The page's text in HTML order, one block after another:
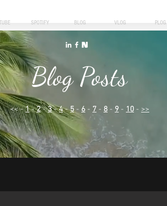
SPOTIFY BLOG VLOG PLOG
Blog Posts
<< - 1 - 2-3 -4 -5 - 6 - 7 - 8 - 9 - 10 - >>